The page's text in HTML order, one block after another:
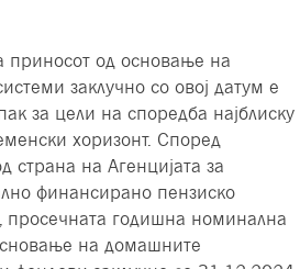
приносот од основање на
заклучно со овој датум е
за цели на споредба најблиску
хоризонт. Според
страна на Агенцијата за
финансирано пензиско
годишна номинална
на домашните